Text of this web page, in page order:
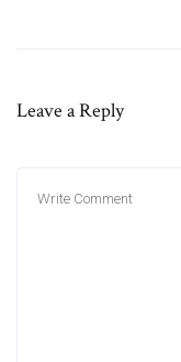
Leave a Reply